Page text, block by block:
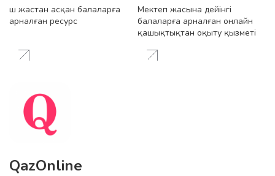
Үш жастан асқан балаларға
арналған ресурс
Мектеп жасына дейінгі
балаларға арналған онлайн
қашықтықтан оқыту қызметі
QazOnline